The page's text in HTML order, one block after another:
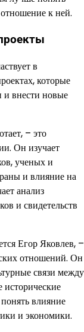
к ней.
в
которые
и внести новые
– это
Он изучает
ученых и
и влияние на
анализ
и свидетельств
Егор Яковлев, –
отношений. Он
связи между
влияние
и экономики.